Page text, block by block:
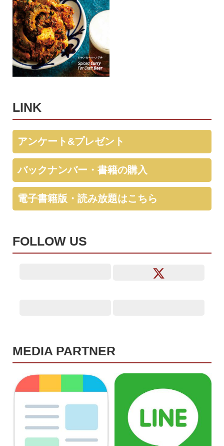
LINK
アンケート&プレゼント
バックナンバー・書籍の購入
電子書籍版・読み放題はこちら
FOLLOW US
MEDIA PARTNER